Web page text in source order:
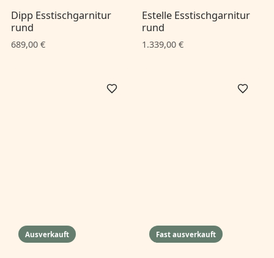
Dipp Esstischgarnitur
rund
689,00 €
Estelle Esstischgarnitur
rund
1.339,00 €
Ausverkauft Fast ausverkauft